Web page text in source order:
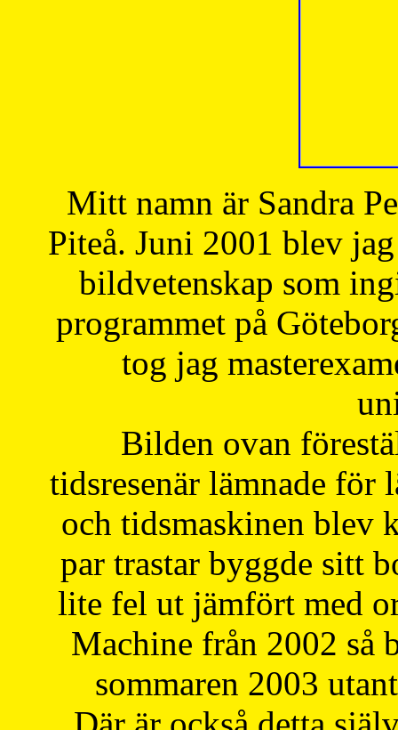
Mitt namn är Sandra
Piteå. Juni 2001 blev
bildvetenskap som
programmet på
tog jag
Bilden ovan
tidsresenär lämnade för
och tidsmaskinen blev
par trastar byggde sitt
lite fel ut jämfört med
Machine från 2002 så
sommaren 2003